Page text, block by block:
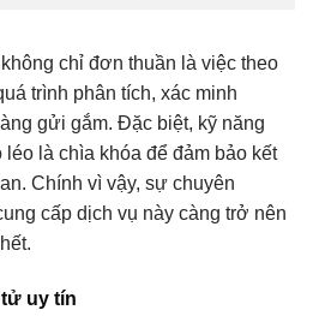
chỉ đơn thuần là việc theo
trình phân tích, xác minh
gửi gắm. Đặc biệt, kỹ năng
là chìa khóa để đảm bảo kết
Chính vì vậy, sự chuyên
cấp dịch vụ này càng trở nên
uy tín